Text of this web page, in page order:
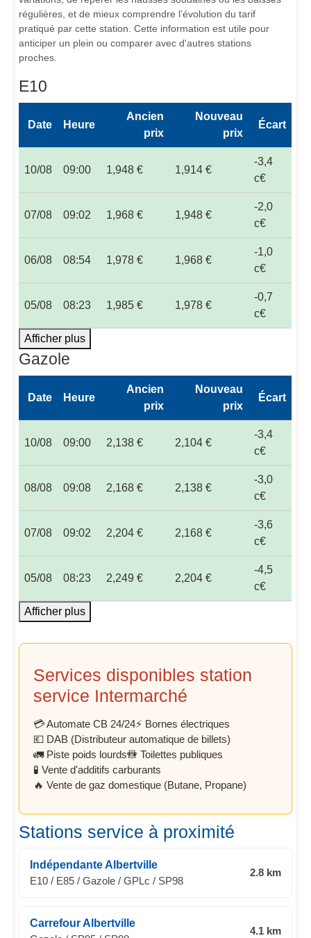
régulières, et de mieux comprendre l’évolution du tarif
pratiqué par cette station. Cette information est utile pour
anticiper un plein ou comparer avec d'autres stations
proches.
E10
Date Heure
Ancien
prix
Nouveau
prix
Écart
10/08 09:00 1,948 € 1,914 €
-3,4
c€
07/08 09:02 1,968 € 1,948 €
-2,0
c€
06/08 08:54 1,978 € 1,968 €
-1,0
c€
05/08 08:23 1,985 € 1,978 €
-0,7
c€
Afficher plus
Gazole
Date Heure
Ancien
prix
Nouveau
prix
Écart
10/08 09:00 2,138 € 2,104 €
-3,4
c€
08/08 09:08 2,168 € 2,138 €
-3,0
c€
07/08 09:02 2,204 € 2,168 €
-3,6
c€
05/08 08:23 2,249 € 2,204 €
-4,5
c€
Afficher plus
Services disponibles station
service Intermarché
💳 Automate CB 24/24⚡ Bornes électriques
💶 DAB (Distributeur automatique de billets)
🚛 Piste poids lourds🚻 Toilettes publiques
🧪 Vente d'additifs carburants
🔥 Vente de gaz domestique (Butane, Propane)
Stations service à proximité
Indépendante Albertville
E10 / E85 / Gazole / GPLc / SP98
2.8 km
Carrefour Albertville
4.1 km